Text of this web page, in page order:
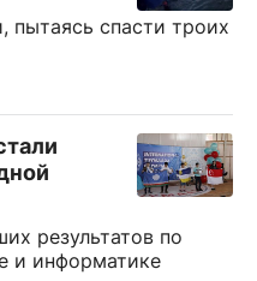
пытаясь спасти троих
результатов по
и информатике